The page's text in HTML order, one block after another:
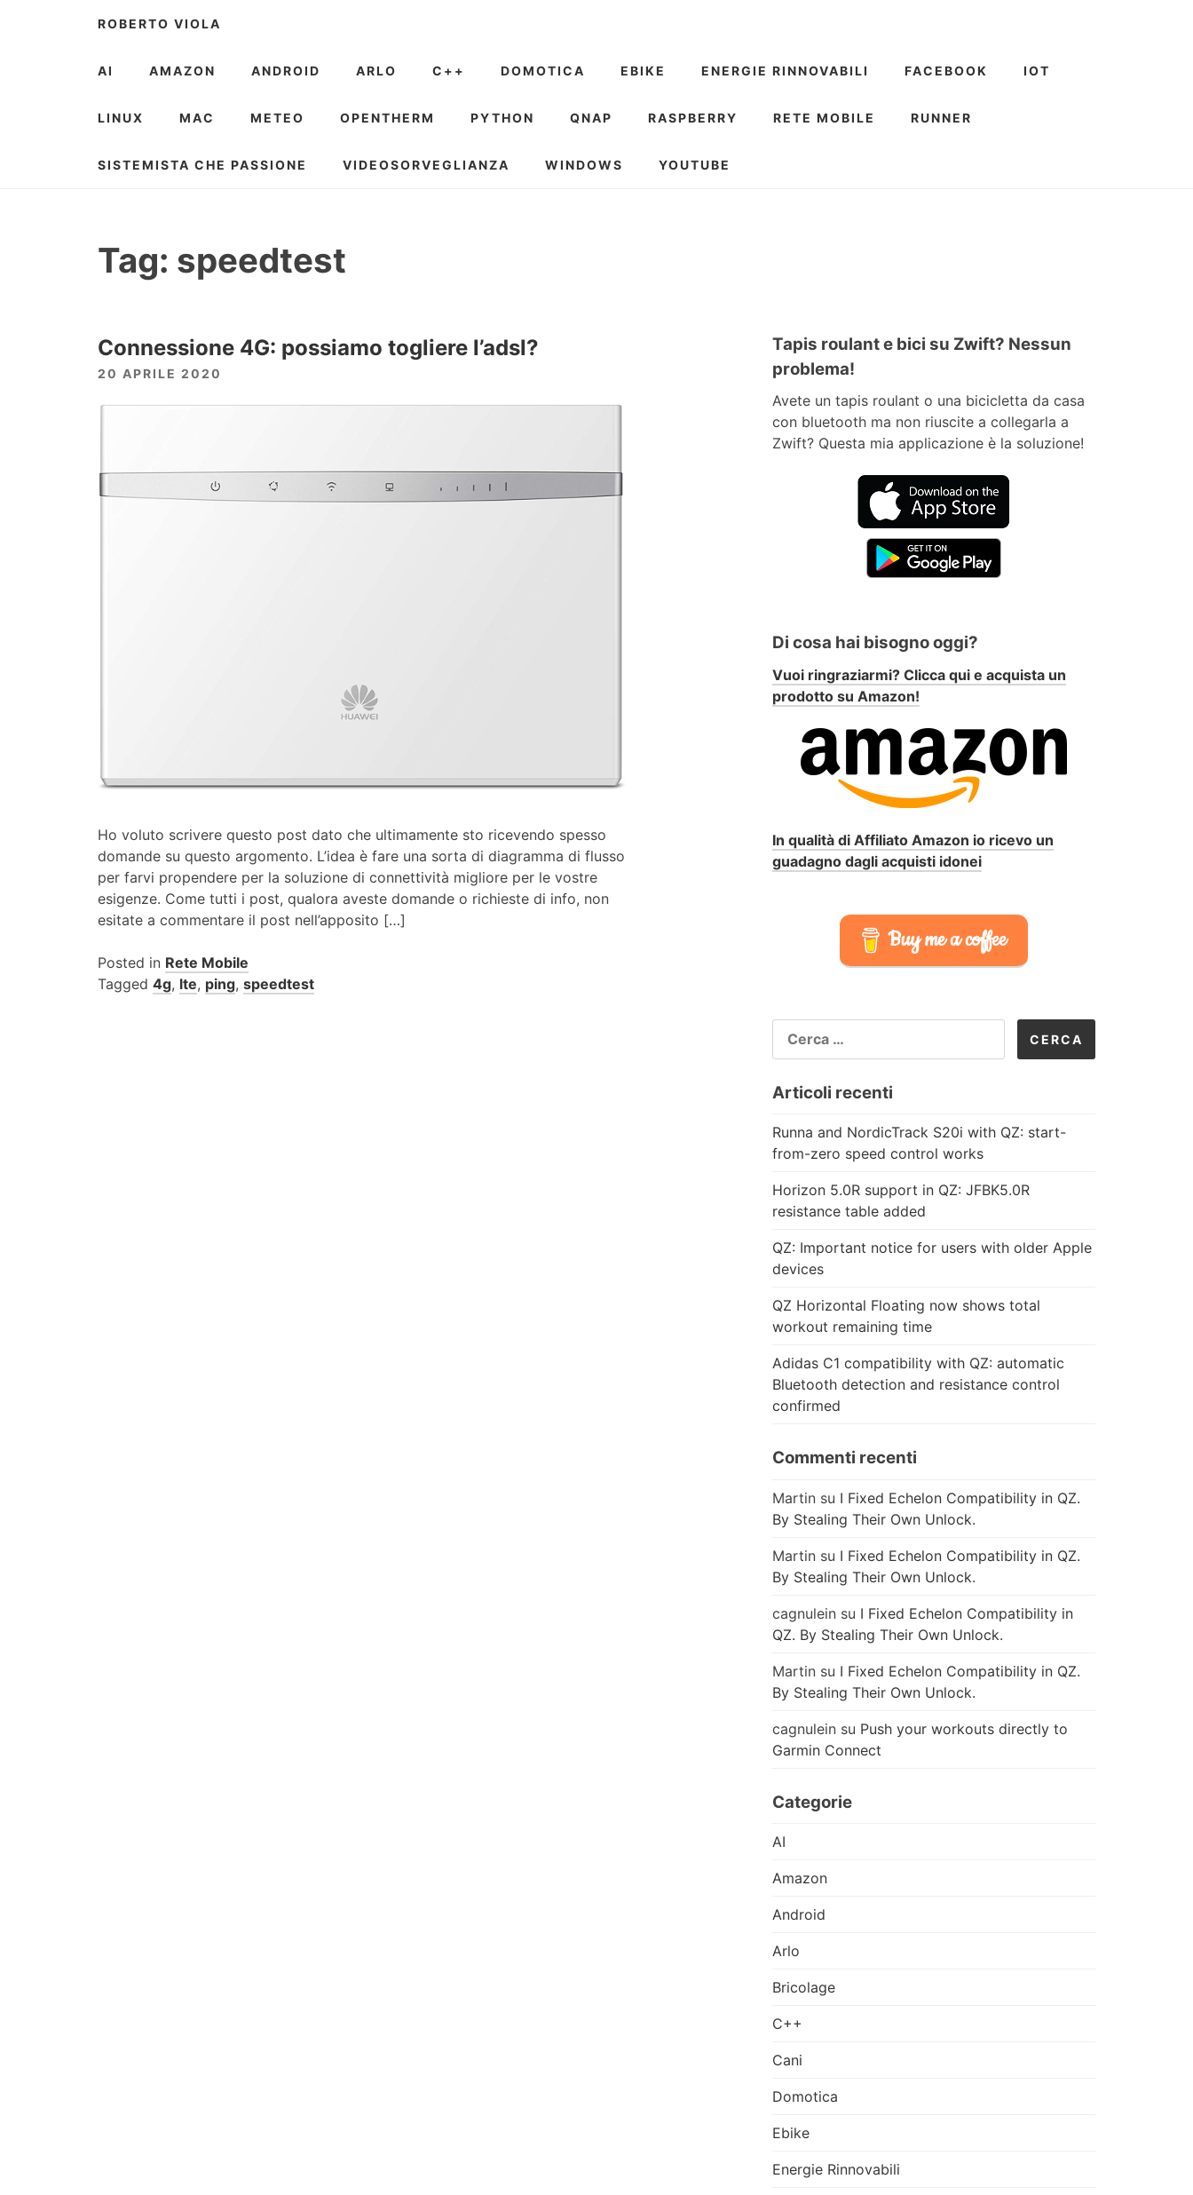
ROBERTO VIOLA
AI AMAZON ANDROID ARLO C++ DOMOTICA EBIKE ENERGIE RINNOVABILI FACEBOOK IOT
LINUX MAC METEO OPENTHERM PYTHON QNAP RASPBERRY RETE MOBILE RUNNER
SISTEMISTA CHE PASSIONE VIDEOSORVEGLIANZA WINDOWS YOUTUBE
Tag: speedtest
Connessione 4G: possiamo togliere l’adsl?
20 APRILE 2020
Ho voluto scrivere questo post dato che ultimamente sto ricevendo spesso
domande su questo argomento. L’idea è fare una sorta di diagramma di flusso
per farvi propendere per la soluzione di connettività migliore per le vostre
esigenze. Come tutti i post, qualora aveste domande o richieste di info, non
esitate a commentare il post nell’apposito […]
Posted in Rete Mobile
Tagged 4g, lte, ping, speedtest
Tapis roulant e bici su Zwift? Nessun
problema!
Avete un tapis roulant o una bicicletta da casa
con bluetooth ma non riuscite a collegarla a
Zwift? Questa mia applicazione è la soluzione!
Di cosa hai bisogno oggi?
Vuoi ringraziarmi? Clicca qui e acquista un
prodotto su Amazon!
In qualità di Affiliato Amazon io ricevo un
guadagno dagli acquisti idonei
Buy me a coffee
PER:
Articoli recenti
Runna and NordicTrack S20i with QZ: start-
from-zero speed control works
Horizon 5.0R support in QZ: JFBK5.0R
resistance table added
QZ: Important notice for users with older Apple
devices
QZ Horizontal Floating now shows total
workout remaining time
Adidas C1 compatibility with QZ: automatic
Bluetooth detection and resistance control
confirmed
Commenti recenti
Martin su I Fixed Echelon Compatibility in QZ.
By Stealing Their Own Unlock.
Martin su I Fixed Echelon Compatibility in QZ.
By Stealing Their Own Unlock.
cagnulein su I Fixed Echelon Compatibility in
QZ. By Stealing Their Own Unlock.
Martin su I Fixed Echelon Compatibility in QZ.
By Stealing Their Own Unlock.
cagnulein su Push your workouts directly to
Garmin Connect
Categorie
AI
Amazon
Android
Arlo
Bricolage
C++
Cani
Domotica
Ebike
Energie Rinnovabili